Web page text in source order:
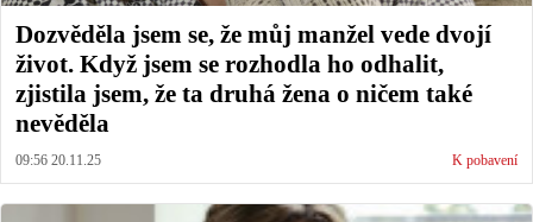
Dozvěděla jsem se, že můj manžel vede dvojí
život. Když jsem se rozhodla ho odhalit,
zjistila jsem, že ta druhá žena o ničem také
nevěděla
09:56 20.11.25 K pobavení